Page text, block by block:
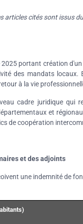
articles cités sont issus
2025 portant création
des mandats
à la vie
cadre juridique qui
et
de coopération
et des adjoints
une indemnité de